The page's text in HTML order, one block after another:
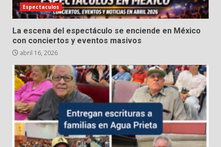
Espectaculos
La escena del espectáculo se enciende en México
con conciertos y eventos masivos
abril 16, 2026